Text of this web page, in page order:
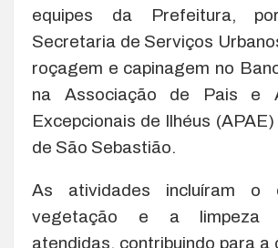
equipes da Prefeitura,
Secretaria de Serviços
roçagem e capinagem no
na Associação de Pais e
Excepcionais de Ilhéus
de São Sebastião.
As atividades incluíram o
vegetação e a limpeza
atendidas, contribuindo para a